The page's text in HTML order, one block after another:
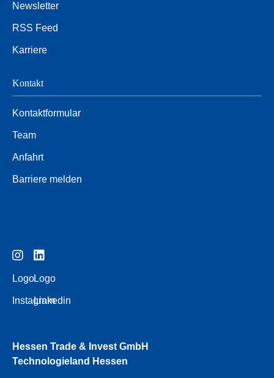
Newsletter
RSS Feed
Karriere
Kontakt
Kontaktformular
Team
Anfahrt
Barriere melden
Logo
Instagram
Logo
Linkedin
Hessen Trade & Invest GmbH
Technologieland Hessen